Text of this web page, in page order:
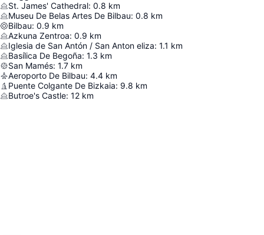
St. James' Cathedral: 0.8 km
Museu De Belas Artes De Bilbau: 0.8 km
Bilbau: 0.9 km
Azkuna Zentroa: 0.9 km
Iglesia de San Antón / San Anton eliza: 1.1 km
Basílica De Begoña: 1.3 km
San Mamés: 1.7 km
Aeroporto De Bilbau: 4.4 km
Puente Colgante De Bizkaia: 9.8 km
Butroe's Castle: 12 km